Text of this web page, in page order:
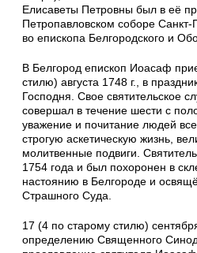
Елисаветы Петровны был в её
Петропавловском соборе Санкт-
во епископа Белгородского и
В Белгород епископ Иоасаф
стилю) августа 1748 г., в
Господня. Свое святительское
совершал в течение шести с
уважение и почитание людей
строгую аскетическую жизнь,
молитвенные подвиги.
1754 года и был похоронен в
настоянию в Белгороде и
Страшного Суда.
17 (4 по старому стилю)
определению Священного